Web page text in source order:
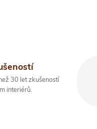
30 let zkušeností
interiérů.